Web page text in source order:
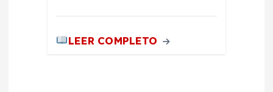
LEER COMPLETO